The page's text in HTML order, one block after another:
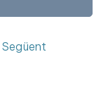
Següent